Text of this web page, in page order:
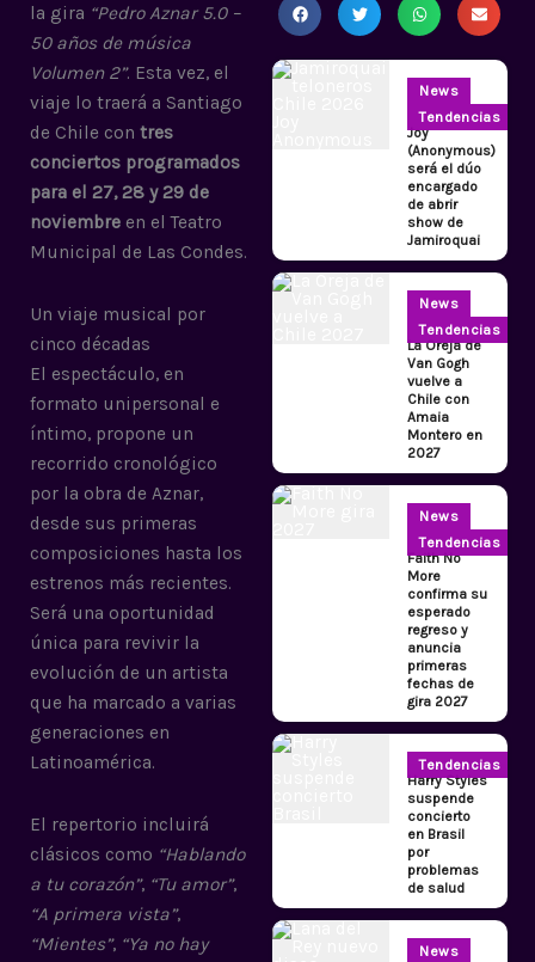
la gira “Pedro Aznar 5.0 –
50 años de música
Volumen 2”. Esta vez, el
viaje lo traerá a Santiago
de Chile con tres
conciertos programados
para el 27, 28 y 29 de
noviembre en el Teatro
Municipal de Las Condes.
Un viaje musical por
cinco décadas
El espectáculo, en
formato unipersonal e
íntimo, propone un
recorrido cronológico
por la obra de Aznar,
desde sus primeras
composiciones hasta los
estrenos más recientes.
Será una oportunidad
única para revivir la
evolución de un artista
que ha marcado a varias
generaciones en
Latinoamérica.
El repertorio incluirá
clásicos como “Hablando
a tu corazón”, “Tu amor”,
“A primera vista”,
“Mientes”, “Ya no hay
News
Tendencias
Joy
(Anonymous)
será el dúo
encargado
de abrir
show de
Jamiroquai
News
Tendencias
La Oreja de
Van Gogh
vuelve a
Chile con
Amaia
Montero en
2027
News
Tendencias
Faith No
More
confirma su
esperado
regreso y
anuncia
primeras
fechas de
gira 2027
Tendencias
Harry Styles
suspende
concierto
en Brasil
por
problemas
de salud
News